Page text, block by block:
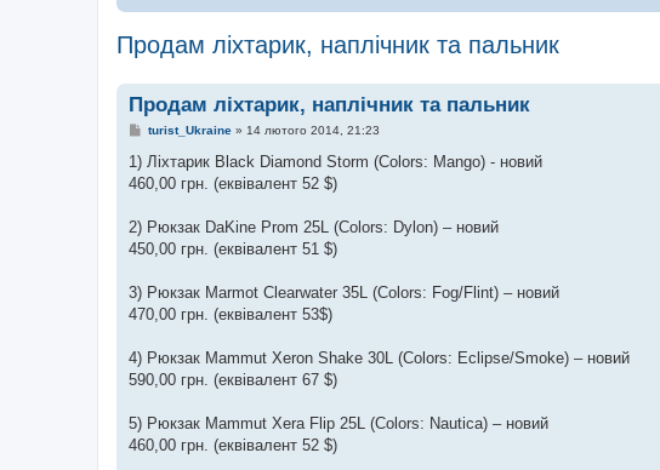
Продам ліхтарик, наплічник та пальник
Продам ліхтарик, наплічник та пальник
П
д
л
е
я
turist_Ukraine» 14 лютого 2014, 21:23
1) Ліхтарик Black Diamond Storm (Colors: Mango) - новий
460,00 грн. (еквівалент 52 $)
2) Рюкзак DaKine Prom 25L (Colors: Dylon) – новий
450,00 грн. (еквівалент 51 $)
3) Рюкзак Marmot Clearwater 35L (Colors: Fog/Flint) – новий
470,00 грн. (еквівалент 53$)
4) Рюкзак Mammut Xeron Shake 30L (Colors: Eclipse/Smoke) – новий
590,00 грн. (еквівалент 67 $)
5) Рюкзак Mammut Xera Flip 25L (Colors: Nautica) – новий
460,00 грн. (еквівалент 52 $)